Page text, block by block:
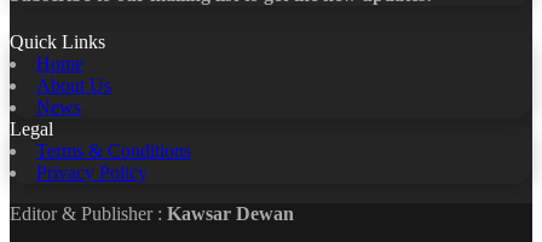
Quick Links
Home
About Us
News
Legal
Terms & Conditions
Privacy Policy
Editor & Publisher : Kawsar Dewan